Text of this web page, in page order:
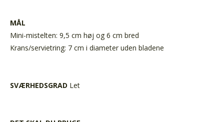
MÅL
Mini-mistelten: 9,5 cm høj og 6 cm bred
Krans/servietring: 7 cm i diameter uden bladene
SVÆRHEDSGRAD Let